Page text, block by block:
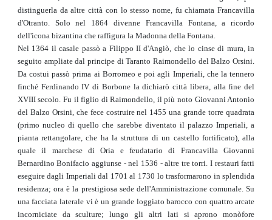
distinguerla da altre città con lo stesso nome, fu chiamata Francavilla
d'Otranto. Solo nel 1864 divenne Francavilla Fontana, a ricordo
dell'icona bizantina che raffigura la Madonna della Fontana.
Nel 1364 il casale passò a Filippo II d'Angiò, che lo cinse di mura, in
seguito ampliate dal principe di Taranto Raimondello del Balzo Orsini.
Da costui passò prima ai Borromeo e poi agli Imperiali, che la tennero
finché Ferdinando IV di Borbone la dichiarò città libera, alla fine del
XVIII secolo. Fu il figlio di Raimondello, il più noto Giovanni Antonio
del Balzo Orsini, che fece costruire nel 1455 una grande torre quadrata
(primo nucleo di quello che sarebbe diventato il palazzo Imperiali, a
pianta rettangolare, che ha la struttura di un castello fortificato), alla
quale il marchese di Oria e feudatario di Francavilla Giovanni
Bernardino Bonifacio aggiunse - nel 1536 - altre tre torri. I restauri fatti
eseguire dagli Imperiali dal 1701 al 1730 lo trasformarono in splendida
residenza; ora è la prestigiosa sede dell'Amministrazione comunale. Su
una facciata laterale vi è un grande loggiato barocco con quattro arcate
incorniciate da sculture; lungo gli altri lati si aprono monòfore